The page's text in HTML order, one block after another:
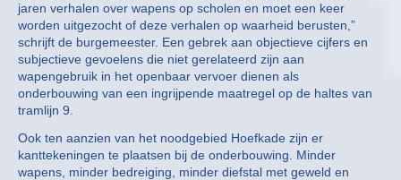
jaren verhalen over wapens op scholen en moet een keer
worden uitgezocht of deze verhalen op waarheid berusten,”
schrijft de burgemeester. Een gebrek aan objectieve cijfers en
subjectieve gevoelens die niet gerelateerd zijn aan
wapengebruik in het openbaar vervoer dienen als
onderbouwing van een ingrijpende maatregel op de haltes van
tramlijn 9.
Ook ten aanzien van het noodgebied Hoefkade zijn er
kanttekeningen te plaatsen bij de onderbouwing. Minder
wapens, minder bedreiging, minder diefstal met geweld en